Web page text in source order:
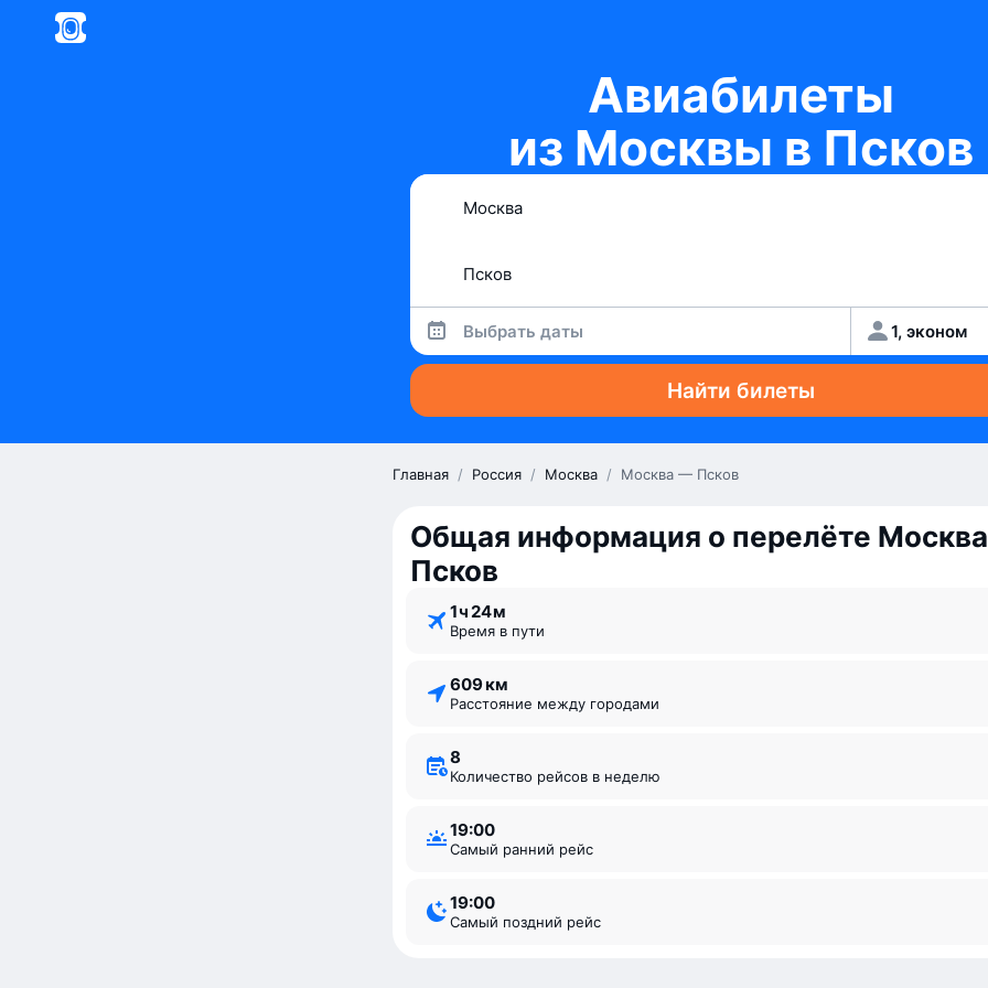
Авиабилеты
из Москвы в Псков
Выбрать даты 1, эконом
Найти билеты
Главная / Россия / Москва / Москва — Псков
Общая информация о перелёте
Псков
1 ⁠ч 24 ⁠м
Время в пути
609 км
Расстояние между городами
8
Количество рейсов в неделю
19:00
Самый ранний рейс
19:00
Самый поздний рейс